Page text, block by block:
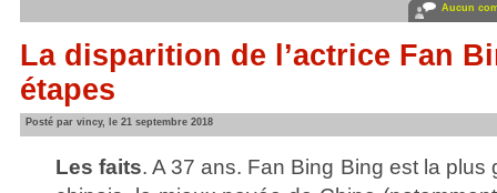
Aucun
La disparition de l’actrice Fan
étapes
Posté par vincy, le 21 septembre 2018
Les faits. A 37 ans. Fan Bing Bing est la plus